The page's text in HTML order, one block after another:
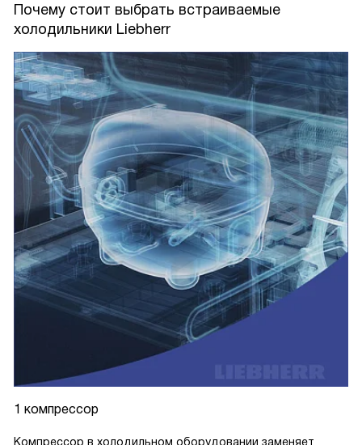
Почему стоит выбрать встраиваемые
холодильники Liebherr
1 компрессор
Компрессор в холодильном оборудовании заменяет